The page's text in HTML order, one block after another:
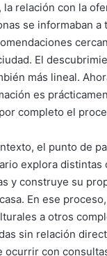
la relación con la
se informaban a
El
más lineal.
es
completo el
el punto de
explora distintas
y construye su
En ese
a otros
sin relación
ocurrir con